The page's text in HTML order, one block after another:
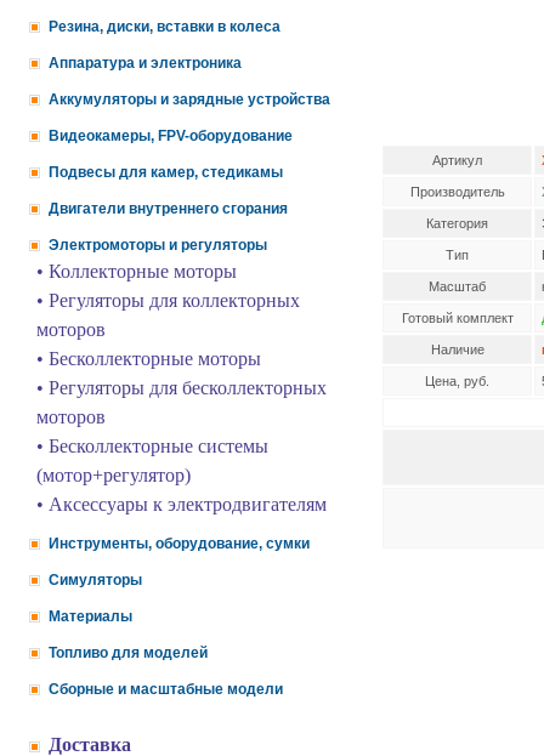
Резина, диски, вставки в колеса
Аппаратура и электроника
Аккумуляторы и зарядные устройства
Видеокамеры, FPV-оборудование
Подвесы для камер, стедикамы
Двигатели внутреннего сгорания
Электромоторы и регуляторы
• Коллекторные моторы
• Регуляторы для коллекторных
моторов
• Бесколлекторные моторы
• Регуляторы для бесколлекторных
моторов
• Бесколлекторные системы
(мотор+регулятор)
• Аксессуары к электродвигателям
Инструменты, оборудование, сумки
Симуляторы
Материалы
Топливо для моделей
Сборные и масштабные модели
Доставка
Артикул
Производитель
Категория
Тип
Масштаб
Готовый комплект
Наличие
Цена, руб.